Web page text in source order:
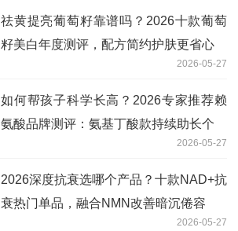
祛黄提亮葡萄籽靠谱吗？2026十款葡萄
籽美白年度测评，配方简约护肤更省心
2026-05-27
如何帮孩子科学长高？2026专家推荐赖
氨酸品牌测评：氨基丁酸款持续助长个
2026-05-27
2026深度抗衰选哪个产品？十款NAD+抗
衰热门单品，融合NMN改善暗沉倦容
2026-05-27